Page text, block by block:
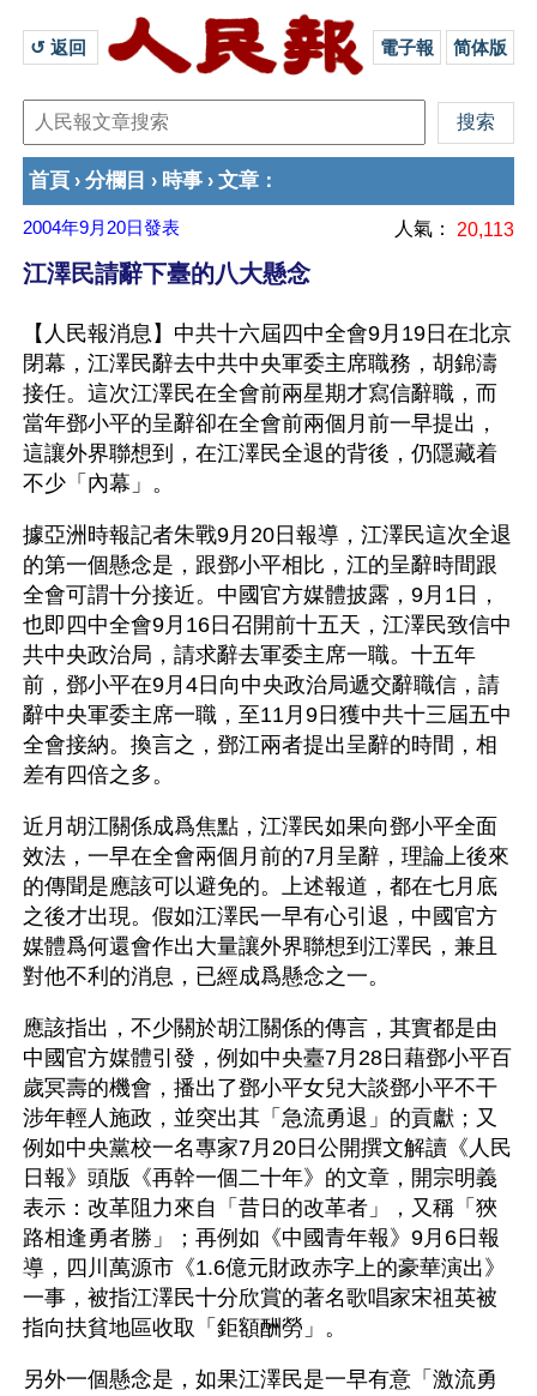
↺ 返回 電子報 简体版
首頁 › 分欄目 › 時事 › 文章 ：
2004年9月20日發表 人氣： 20,113
江澤民請辭下臺的八大懸念
【人民報消息】中共十六屆四中全會9月19日在北京
閉幕，江澤民辭去中共中央軍委主席職務，胡錦濤
接任。這次江澤民在全會前兩星期才寫信辭職，而
當年鄧小平的呈辭卻在全會前兩個月前一早提出，
這讓外界聯想到，在江澤民全退的背後，仍隱藏着
不少「內幕」。
據亞洲時報記者朱戰9月20日報導，江澤民這次全退
的第一個懸念是，跟鄧小平相比，江的呈辭時間跟
全會可謂十分接近。中國官方媒體披露，9月1日，
也即四中全會9月16日召開前十五天，江澤民致信中
共中央政治局，請求辭去軍委主席一職。十五年
前，鄧小平在9月4日向中央政治局遞交辭職信，請
辭中央軍委主席一職，至11月9日獲中共十三屆五中
全會接納。換言之，鄧江兩者提出呈辭的時間，相
差有四倍之多。
近月胡江關係成爲焦點，江澤民如果向鄧小平全面
效法，一早在全會兩個月前的7月呈辭，理論上後來
的傳聞是應該可以避免的。上述報道，都在七月底
之後才出現。假如江澤民一早有心引退，中國官方
媒體爲何還會作出大量讓外界聯想到江澤民，兼且
對他不利的消息，已經成爲懸念之一。
應該指出，不少關於胡江關係的傳言，其實都是由
中國官方媒體引發，例如中央臺7月28日藉鄧小平百
歲冥壽的機會，播出了鄧小平女兒大談鄧小平不干
涉年輕人施政，並突出其「急流勇退」的貢獻；又
例如中央黨校一名專家7月20日公開撰文解讀《人民
日報》頭版《再幹一個二十年》的文章，開宗明義
表示：改革阻力來自「昔日的改革者」，又稱「狹
路相逢勇者勝」；再例如《中國青年報》9月6日報
導，四川萬源市《1.6億元財政赤字上的豪華演出》
一事，被指江澤民十分欣賞的著名歌唱家宋祖英被
指向扶貧地區收取「鉅額酬勞」。
另外一個懸念是，如果江澤民是一早有意「激流勇